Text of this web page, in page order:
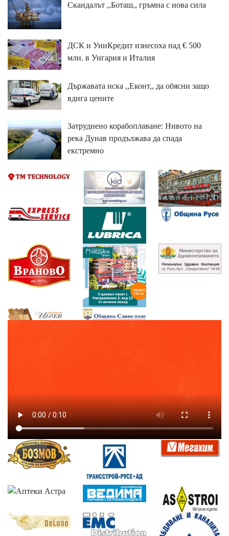
Скандалът ,,Боташ,, гръмна с нова сила
ДСК и УниКредит изнесоха над € 500
млн. в Унгария и Италия
Държавата иска ,,Еконт,, да обясни защо
вдига цените
Затруднено корабоплаване: Нивото на
река Дунав продължава да спада
екстремно